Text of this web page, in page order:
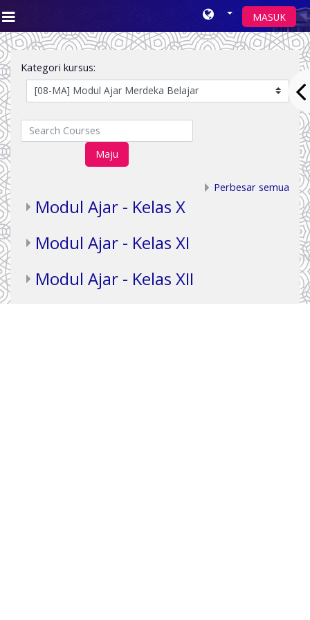
Loncat ke konten utama
Side panel
MASUK
Kategori kursus:
Maju
Perbesar semua
Modul Ajar - Kelas X
Modul Ajar - Kelas XI
Modul Ajar - Kelas XII